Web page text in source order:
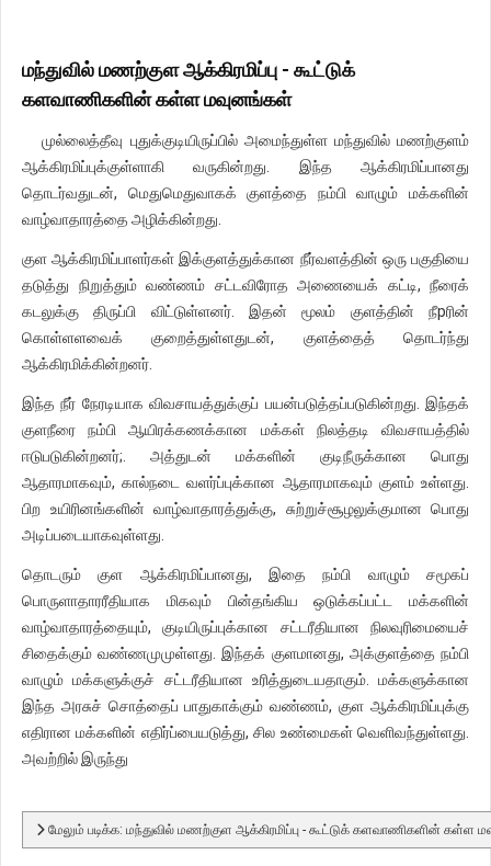
மந்துவில் மணற்குள ஆக்கிரமிப்பு - கூட்டுக்
களவாணிகளின் கள்ள மவுனங்கள்
முல்லைத்தீவு புதுக்குடியிருப்பில் அமைந்துள்ள மந்துவில் மணற்குளம்
ஆக்கிரமிப்புக்குள்ளாகி வருகின்றது. இந்த ஆக்கிரமிப்பானது
தொடர்வதுடன், மெதுமெதுவாகக் குளத்தை நம்பி வாழும் மக்களின்
வாழ்வாதாரத்தை அழிக்கின்றது.
குள ஆக்கிரமிப்பாளர்கள் இக்குளத்துக்கான நீர்வளத்தின் ஒரு பகுதியை
தடுத்து நிறுத்தும் வண்ணம் சட்டவிரோத அணையைக் கட்டி, நீரைக்
கடலுக்கு திருப்பி விட்டுள்ளனர். இதன் மூலம் குளத்தின் நீpரின்
கொள்ளளவைக் குறைத்துள்ளதுடன், குளத்தைத் தொடர்ந்து
ஆக்கிரமிக்கின்றனர்.
இந்த நீர் நேரடியாக விவசாயத்துக்குப் பயன்படுத்தப்படுகின்றது. இந்தக்
குளநீரை நம்பி ஆயிரக்கணக்கான மக்கள் நிலத்தடி விவசாயத்தில்
ஈடுபடுகின்றனர்;. அத்துடன் மக்களின் குடிநீருக்கான பொது
ஆதாரமாகவும், கால்நடை வளர்ப்புக்கான ஆதாரமாகவும் குளம் உள்ளது.
பிற உயிரினங்களின் வாழ்வாதாரத்துக்கு, சுற்றுச்சூழலுக்குமான பொது
அடிப்படையாகவுள்ளது.
தொடரும் குள ஆக்கிரமிப்பானது, இதை நம்பி வாழும் சமூகப்
பொருளாதாரரீதியாக மிகவும் பின்தங்கிய ஒடுக்கப்பட்ட மக்களின்
வாழ்வாதாரத்தையும், குடியிருப்புக்கான சட்டரீதியான நிலவுரிமையைச்
சிதைக்கும் வண்ணமுமுள்ளது. இந்தக் குளமானது, அக்குளத்தை நம்பி
வாழும் மக்களுக்குச் சட்டரீதியான உரித்துடையதாகும். மக்களுக்கான
இந்த அரசுச் சொத்தைப் பாதுகாக்கும் வண்ணம், குள ஆக்கிரமிப்புக்கு
எதிரான மக்களின் எதிர்ப்பையடுத்து, சில உண்மைகள் வெளிவந்துள்ளது.
அவற்றில் இருந்து
மேலும் படிக்க: மந்துவில் மணற்குள ஆக்கிரமிப்பு - கூட்டுக் களவாணிகளின் கள்ள